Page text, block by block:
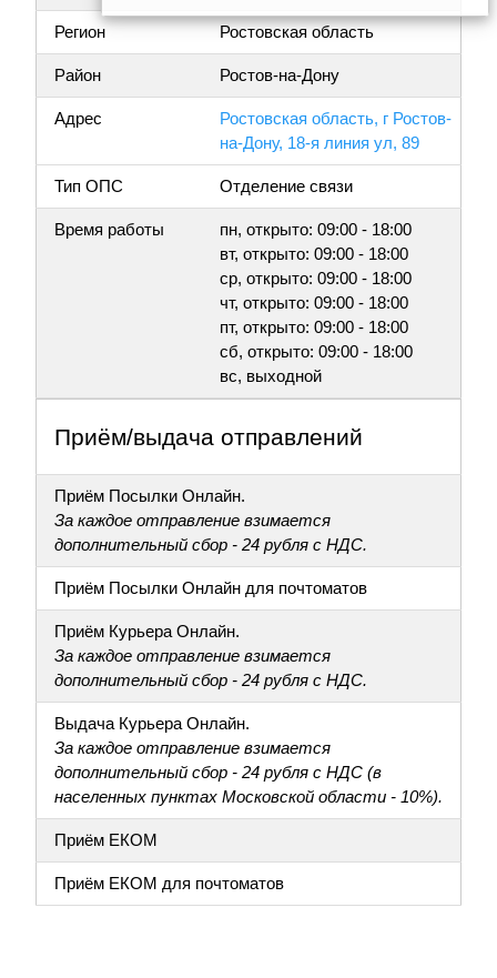
Регион Ростовская область
Район Ростов-на-Дону
Адрес
Ростовская область, г Ростов-
на-Дону, 18-я линия ул, 89
Тип ОПС Отделение связи
Время работы
пн, открыто: 09:00 - 18:00
вт, открыто: 09:00 - 18:00
ср, открыто: 09:00 - 18:00
чт, открыто: 09:00 - 18:00
пт, открыто: 09:00 - 18:00
сб, открыто: 09:00 - 18:00
вс, выходной
Приём/выдача отправлений
Приём Посылки Онлайн.
За каждое отправление взимается
дополнительный сбор - 24 рубля с НДС.
Приём Посылки Онлайн для почтоматов
Приём Курьера Онлайн.
За каждое отправление взимается
дополнительный сбор - 24 рубля с НДС.
Выдача Курьера Онлайн.
За каждое отправление взимается
дополнительный сбор - 24 рубля с НДС (в
населенных пунктах Московской области - 10%).
Приём ЕКОМ
Приём ЕКОМ для почтоматов